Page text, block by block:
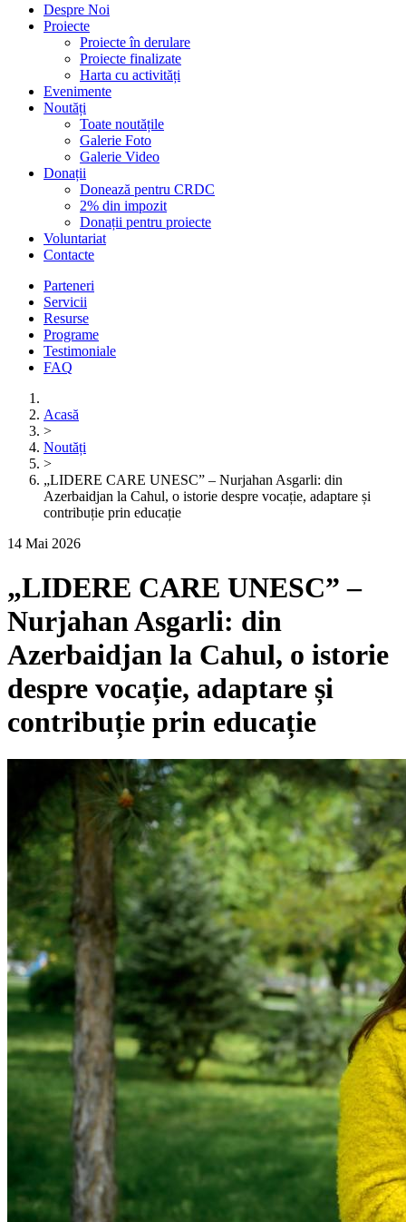
Despre Noi
Proiecte
Proiecte în derulare
Proiecte finalizate
Harta cu activități
Evenimente
Noutăți
Toate noutățile
Galerie Foto
Galerie Video
Donații
Donează pentru CRDC
2% din impozit
Donații pentru proiecte
Voluntariat
Contacte
Parteneri
Servicii
Resurse
Programe
Testimoniale
FAQ
Acasă
>
Noutăți
>
„LIDERE CARE UNESC” – Nurjahan Asgarli: din
Azerbaidjan la Cahul, o istorie despre vocație, adaptare și
contribuție prin educație
14 Mai 2026
„LIDERE CARE UNESC” –
Nurjahan Asgarli: din
Azerbaidjan la Cahul, o istorie
despre vocație, adaptare și
contribuție prin educație